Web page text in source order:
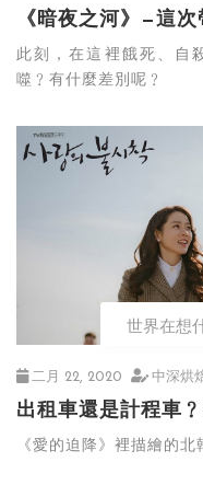
《暗夜之河》—這
此刻，在這裡餓死、自
噬﹖有什麼差別呢﹖
世界在想
二月 22, 2020 中深烘
出租車還是計程車
《愛的迫降》裡描繪的北